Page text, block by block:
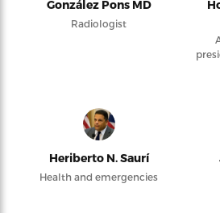
González Pons MD
Radiologist
Heriberto N. Saurí
Health and emergencies